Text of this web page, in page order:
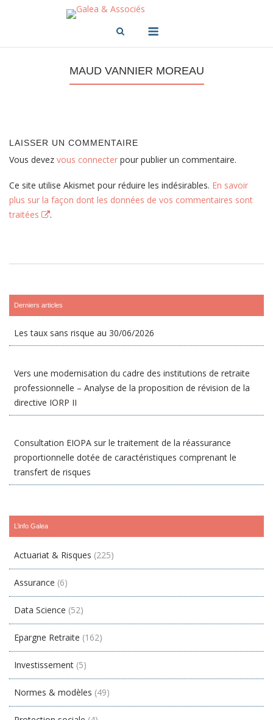
MAUD VANNIER MOREAU
LAISSER UN COMMENTAIRE
Vous devez vous connecter pour publier un commentaire.
Ce site utilise Akismet pour réduire les indésirables. En savoir
plus sur la façon dont les données de vos commentaires sont
traitées
.
Derniers articles
Les taux sans risque au 30/06/2026
Vers une modernisation du cadre des institutions de retraite
professionnelle – Analyse de la proposition de révision de la
directive IORP II
Consultation EIOPA sur le traitement de la réassurance
proportionnelle dotée de caractéristiques comprenant le
transfert de risques
L’info Galea
Actuariat & Risques (225)
Assurance (6)
Data Science (52)
Epargne Retraite (162)
Investissement (5)
Normes & modèles (49)